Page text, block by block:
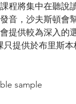
程將集中在聽說
音，沙夫斯頓會
提供較為深入的
只提供於布里斯本
sample